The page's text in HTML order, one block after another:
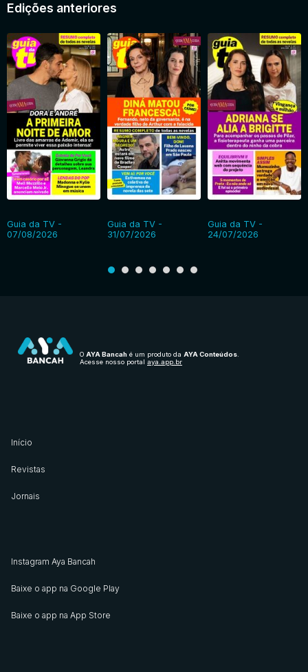
Edições anteriores
Guia da TV -
07/08/2026
Guia da TV -
31/07/2026
Guia da TV -
24/07/2026
O AYA Bancah é um produto da AYA Conteúdos
Acesse nosso portal aya.app.br
Início
Revistas
Jornais
Instagram Aya Bancah
Baixe o app na Google Play
Baixe o app na App Store